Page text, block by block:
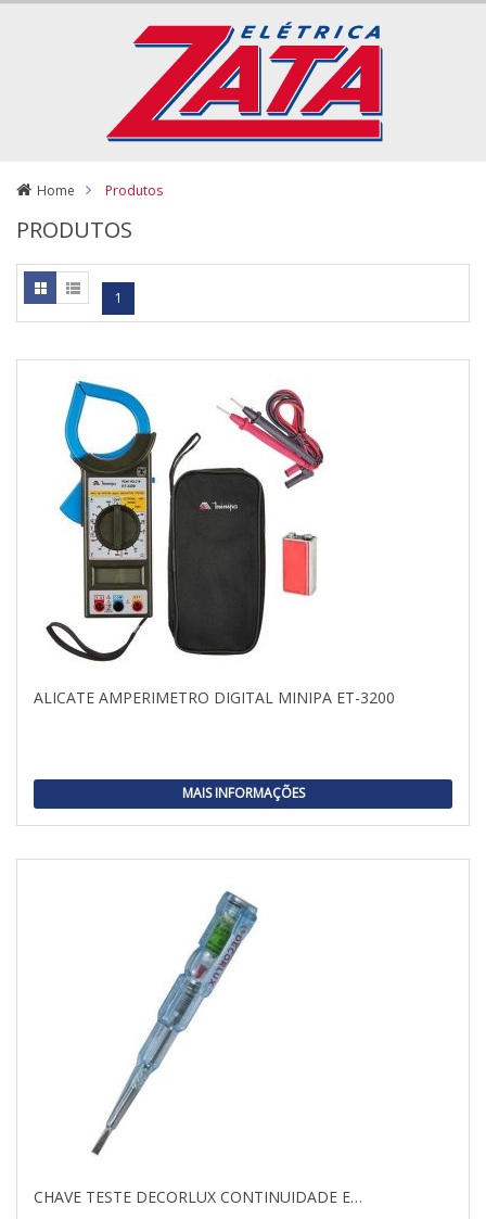
Home Produtos
PRODUTOS
1
ALICATE AMPERIMETRO DIGITAL MINIPA ET-3200
MAIS INFORMAÇÕES
CHAVE TESTE DECORLUX CONTINUIDADE E…